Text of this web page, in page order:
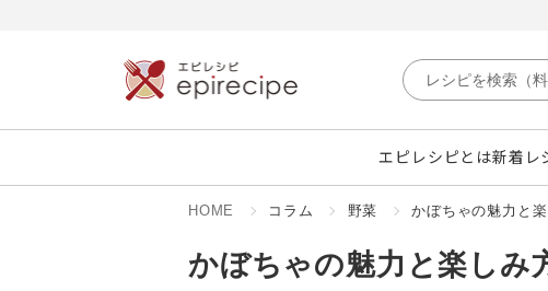
エピレシピとは新着レ
HOME コラム 野菜 かぼちゃの魅力と
かぼちゃの魅力と楽しみ